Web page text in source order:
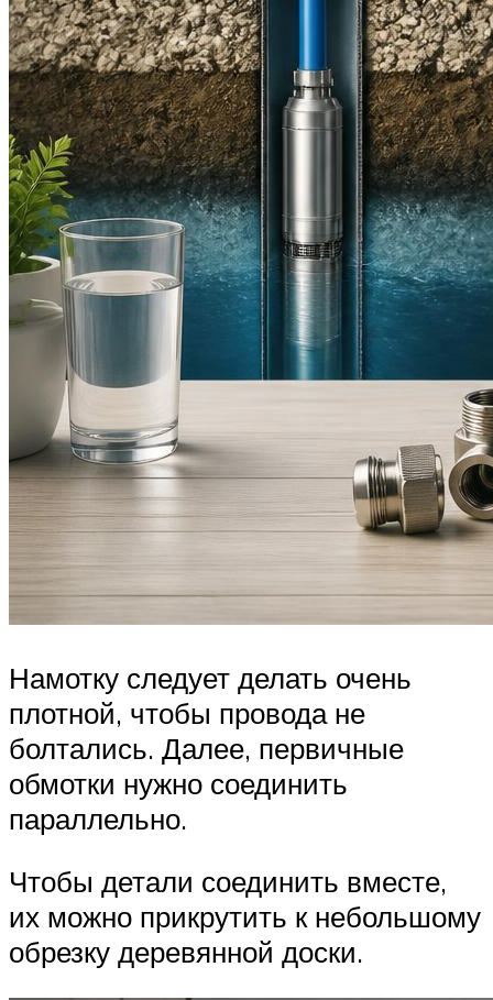
Намотку следует делать очень
плотной, чтобы провода не
болтались. Далее, первичные
обмотки нужно соединить
параллельно.
Чтобы детали соединить вместе,
их можно прикрутить к небольшому
обрезку деревянной доски.